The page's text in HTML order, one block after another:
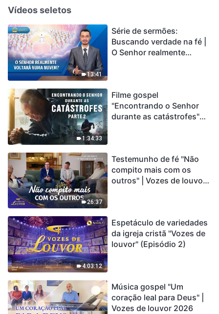
Vídeos seletos
13:41
Série de sermões:
Buscando verdade na fé |
O Senhor realmente
1:34:33
Filme gospel
"Encontrando o Senhor
durante as catástrofes"
catástrofes ccontecem, a
humanidade está
entrando em contagem
26:37
Testemunho de fé "Não
compito mais com os
outros" | Vozes de louvor
4:03:12
Espetáculo de variedades
da igreja cristã "Vozes de
louvor" (Episódio 2)
Música gospel "Um
coração leal para Deus" |
Vozes de louvor 2026